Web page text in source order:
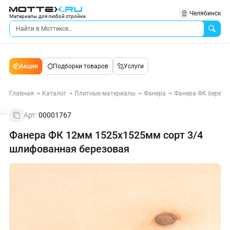
Материалы для любой стройки Челябинск
Акции Подборки товаров Услуги
Главная Каталог Плитные материалы Фанера Фанера ФК
Арт:00001767
Фанера ФК 12мм 1525х1525мм сорт 3/4
шлифованная березовая